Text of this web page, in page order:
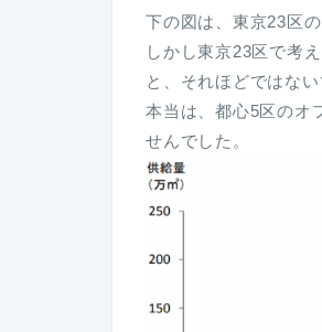
下の図は、東京23区
しかし東京23区で考
と、それほどではない
本当は、都心5区のオ
せんでした。